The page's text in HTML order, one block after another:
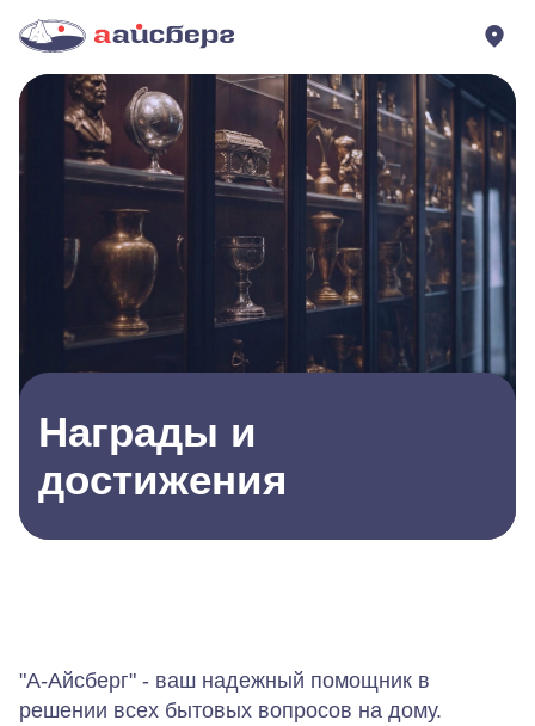
Награды и
достижения
"А-Айсберг" - ваш надежный помощник в
решении всех бытовых вопросов на дому.